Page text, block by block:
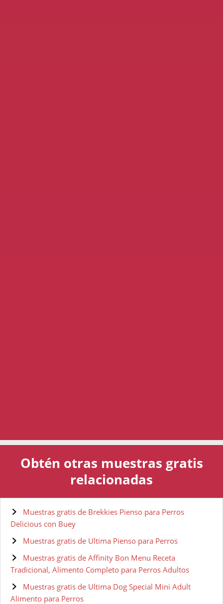
Obtén otras muestras gratis
relacionadas
Muestras gratis de Brekkies Pienso para Perros
Delicious con Buey
Muestras gratis de Ultima Pienso para Perros
Muestras gratis de Affinity Bon Menu Receta
Tradicional, Alimento Completo para Perros Adultos
Muestras gratis de Ultima Dog Special Mini Adult
Alimento para Perros